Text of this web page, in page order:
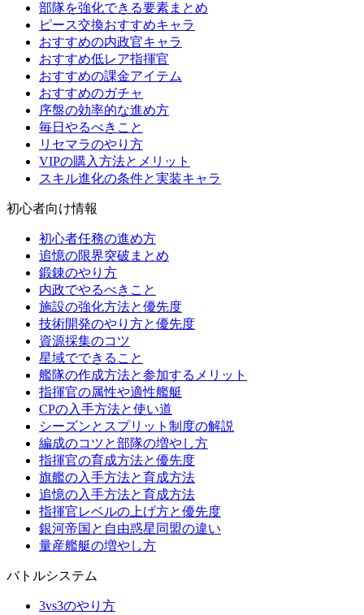
部隊を強化できる要素まとめ
ピース交換おすすめキャラ
おすすめの内政官キャラ
おすすめ低レア指揮官
おすすめの課金アイテム
おすすめのガチャ
序盤の効率的な進め方
毎日やるべきこと
リセマラのやり方
VIPの購入方法とメリット
スキル進化の条件と実装キャラ
初心者向け情報
初心者任務の進め方
追憶の限界突破まとめ
鍛錬のやり方
内政でやるべきこと
施設の強化方法と優先度
技術開発のやり方と優先度
資源採集のコツ
星域でできること
艦隊の作成方法と参加するメリット
指揮官の属性や適性艦艇
CPの入手方法と使い道
シーズンとスプリット制度の解説
編成のコツと部隊の増やし方
指揮官の育成方法と優先度
旗艦の入手方法と育成方法
追憶の入手方法と育成方法
指揮官レベルの上げ方と優先度
銀河帝国と自由惑星同盟の違い
量産艦艇の増やし方
バトルシステム
3vs3のやり方